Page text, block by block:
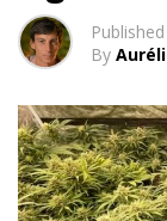
Published
By